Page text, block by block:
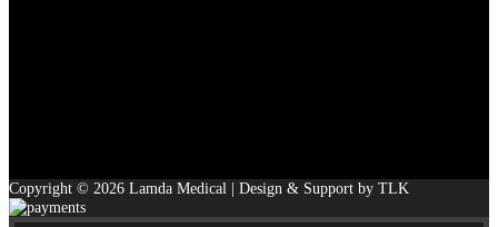
Copyright © 2026 Lamda Medical | Design & Support by TLK